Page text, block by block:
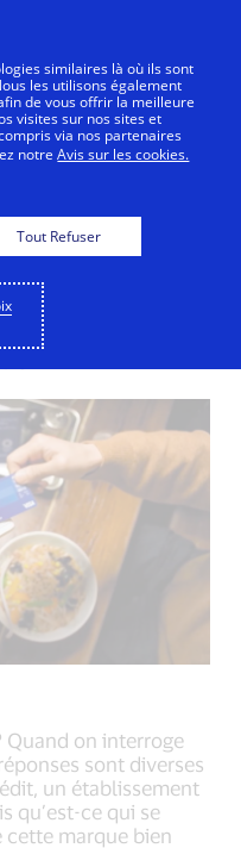
Share
the
blog
on
Twitter
link,
open
new
window).
LinkedIn
link,
open
new
window).
Quand on interroge
sont diverses
un établissement
qu’est-ce qui se
marque bien
similaires là où ils sont
les utilisons également
de vous offrir la meilleure
visites sur nos sites et
via nos partenaires
notreAvis sur les cookies.
Tout Refuser